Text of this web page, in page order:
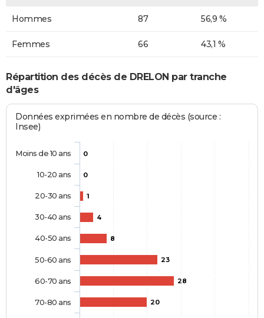
Hommes 87 56,9 %
Femmes 66 43,1 %
Répartition des décès de DRELON par tranche
d'âges
Données exprimées en nombre de décès (source :
Insee)
0
0
1
4
8
23
28
20
Moins de 10 ans
10-20 ans
20-30 ans
30-40 ans
40-50 ans
50-60 ans
60-70 ans
70-80 ans